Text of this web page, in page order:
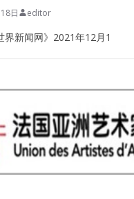
日 editor
界新闻网》2021年12月1